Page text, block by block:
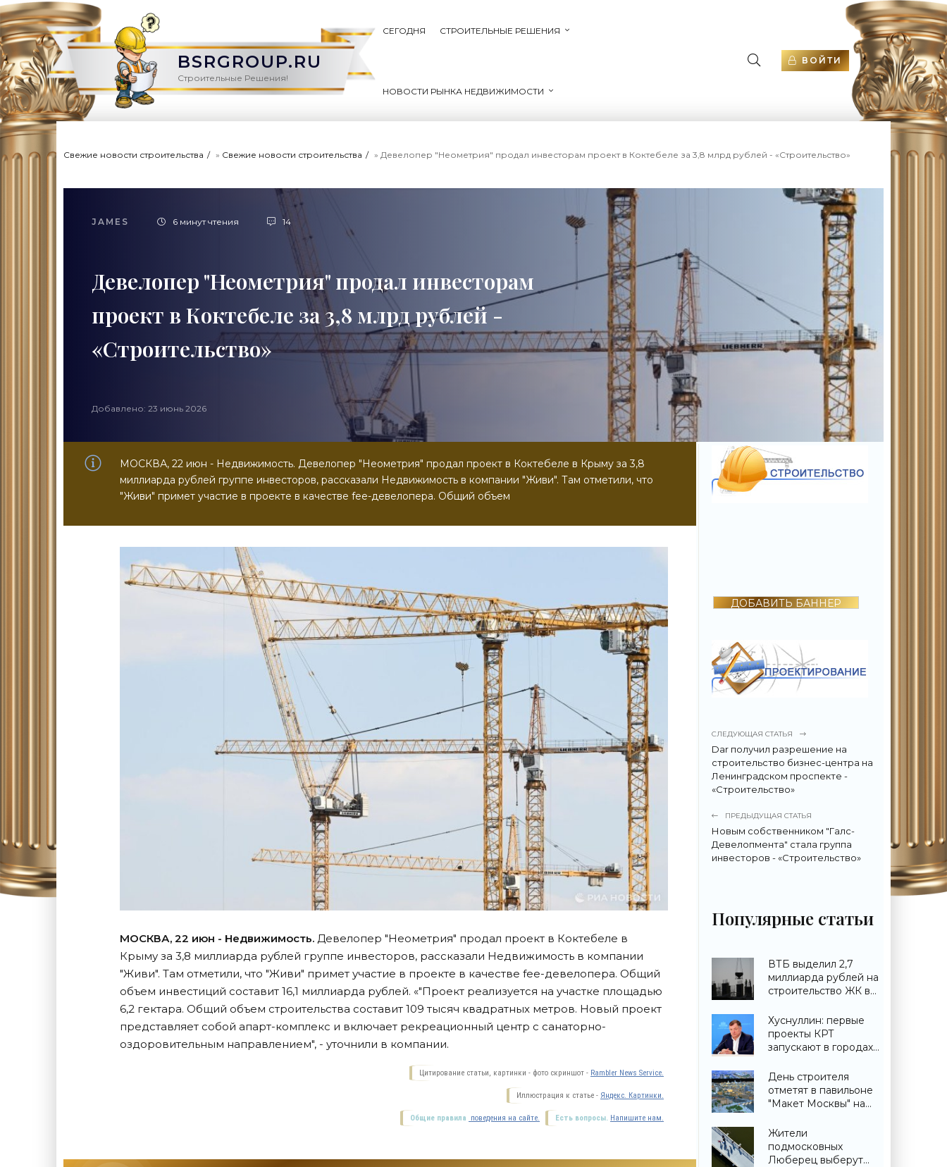
BSRGROUP.RU
Строительные Решения!
СЕГОДНЯ СТРОИТЕЛЬНЫЕ РЕШЕНИЯ
НОВОСТИ РЫНКА НЕДВИЖИМОСТИ
ВОЙТИ
Свежие новости строительства » Свежие новости строительства » Девелопер "Неометрия" продал инвесторам проект в Коктебеле за 3,8 млрд рублей - «Строительство»
JAMES 6 минут чтения 14
Девелопер "Неометрия" продал инвесторам
проект в Коктебеле за 3,8 млрд рублей -
«Строительство»
Добавлено: 23 июнь 2026
МОСКВА, 22 июн - Недвижимость. Девелопер "Неометрия" продал проект в Коктебеле в Крыму за 3,8
миллиарда рублей группе инвесторов, рассказали Недвижимость в компании "Живи". Там отметили, что
"Живи" примет участие в проекте в качестве fee-девелопера. Общий объем
МОСКВА, 22 июн - Недвижимость. Девелопер "Неометрия" продал проект в Коктебеле в
Крыму за 3,8 миллиарда рублей группе инвесторов, рассказали Недвижимость в компании
"Живи". Там отметили, что "Живи" примет участие в проекте в качестве fee-девелопера. Общий
объем инвестиций составит 16,1 миллиарда рублей. «"Проект реализуется на участке площадью
6,2 гектара. Общий объем строительства составит 109 тысяч квадратных метров. Новый проект
представляет собой апарт-комплекс и включает рекреационный центр с санаторно-
оздоровительным направлением", - уточнили в компании.
Цитирование статьи, картинки - фото скриншот - Rambler News Service.
Иллюстрация к статье - Яндекс. Картинки.
Есть вопросы. Напишите нам.
Общие правила поведения на сайте.
ДОБАВИТЬ БАННЕР
СЛЕДУЮЩАЯ СТАТЬЯ
Dar получил разрешение на
строительство бизнес-центра на
Ленинградском проспекте -
«Строительство»
ПРЕДЫДУЩАЯ СТАТЬЯ
Новым собственником "Галс-
Девелопмента" стала группа
инвесторов - «Строительство»
Популярные статьи
ВТБ выделил 2,7
миллиарда рублей на
строительство ЖК в
«Строительство»
Хуснуллин: первые
проекты КРТ
запускают в городах
«Строительство»
День строителя
отметят в павильоне
"Макет Москвы" на
«Строительство»
Жители
подмосковных
Люберец выберут